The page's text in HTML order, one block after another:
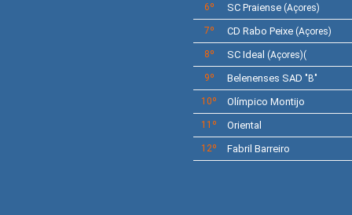
6º SC Praiense(Açores)
7º CD Rabo Peixe(Açores)
8º SC Ideal (Açores)(
9º Belenenses SAD "B"
10º Olímpico Montijo
11º Oriental
12º Fabril Barreiro